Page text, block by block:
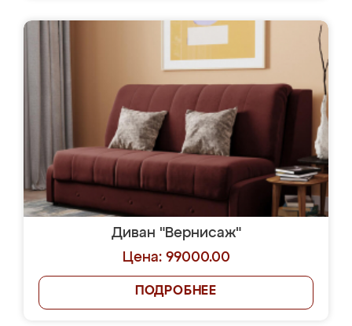
Диван "Вернисаж"
Цена: 99000.00
ПОДРОБНЕЕ